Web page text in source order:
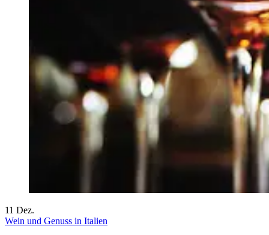
11 Dez.
Wein und Genuss in Italien